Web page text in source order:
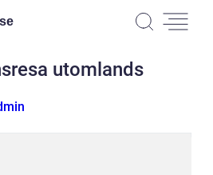
se
utomlands